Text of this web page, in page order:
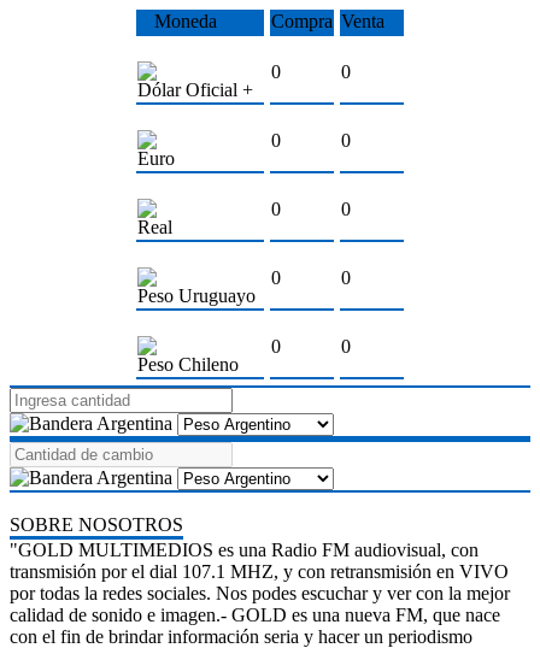
Moneda Compra Venta
Dólar Oficial +
0 0
Euro
0 0
Real
0 0
Peso Uruguayo
0 0
Peso Chileno
0 0
SOBRE NOSOTROS
"GOLD MULTIMEDIOS es una Radio FM audiovisual, con
transmisión por el dial 107.1 MHZ, y con retransmisión en VIVO
por todas la redes sociales. Nos podes escuchar y ver con la mejor
calidad de sonido e imagen.- GOLD es una nueva FM, que nace
con el fin de brindar información seria y hacer un periodismo